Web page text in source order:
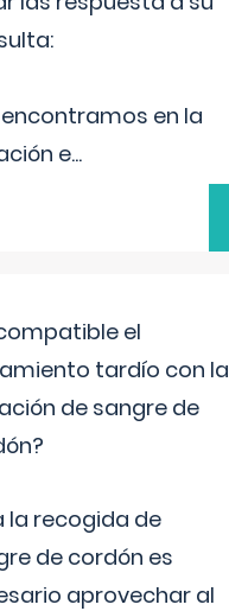
encontramos en la
e...
el
tardío con la
de sangre de
la recogida de
de cordón es
aprovechar al